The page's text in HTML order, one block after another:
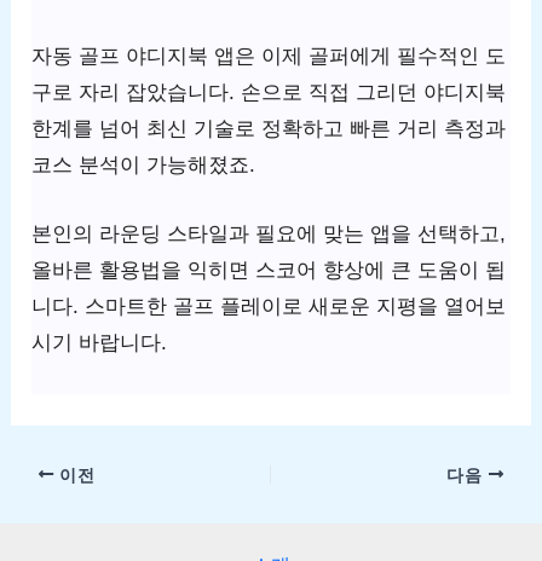
자동 골프 야디지북 앱은 이제 골퍼에게 필수적인 도
구로 자리 잡았습니다. 손으로 직접 그리던 야디지북
한계를 넘어 최신 기술로 정확하고 빠른 거리 측정과
코스 분석이 가능해졌죠.
본인의 라운딩 스타일과 필요에 맞는 앱을 선택하고,
올바른 활용법을 익히면 스코어 향상에 큰 도움이 됩
니다. 스마트한 골프 플레이로 새로운 지평을 열어보
시기 바랍니다.
이전 다음